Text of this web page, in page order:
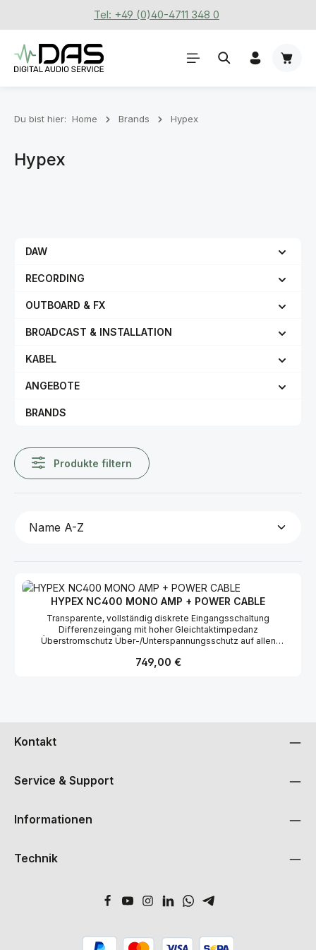
Zum Hauptinhalt springenTel: +49 (0)40-4711 348 0
Du bist hier: Home Brands Hypex
Hypex
DAW
RECORDING
OUTBOARD & FX
BROADCAST & INSTALLATION
KABEL
ANGEBOTE
BRANDS
Produkte filtern
HYPEX NC400 MONO AMP + POWER CABLE
Transparente, vollständig diskrete Eingangsschaltung
Differenzeingang mit hoher Gleichtaktimpedanz
Überstromschutz Über-/Unterspannungsschutz auf allen
fertig zusammengebaut und getestet, ready to go.
Regulärer Preis:
749,00 €
Kontakt
Service & Support
Informationen
Technik